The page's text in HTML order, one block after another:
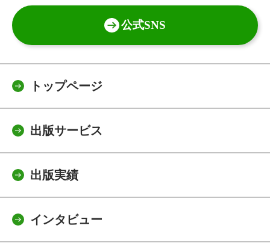
公式SNS
トップページ
出版サービス
出版実績
インタビュー